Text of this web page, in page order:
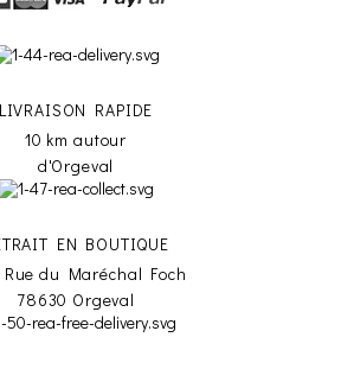
LIVRAISON RAPIDE
10 km autour
d'Orgeval
EN BOUTIQUE
du Maréchal Foch
78630 Orgeval